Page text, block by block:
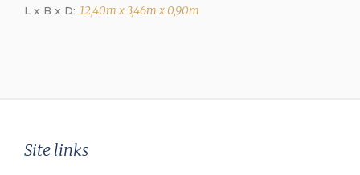
L x B x D: 12,40m x 3,46m x 0,90m
Site links